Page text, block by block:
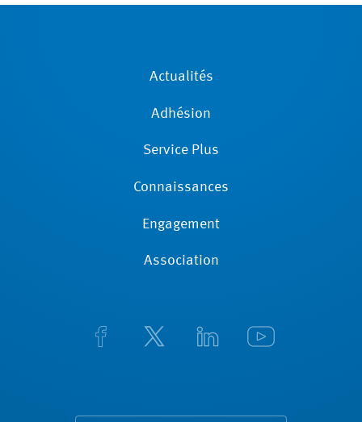
Actualités
Adhésion
Service Plus
Connaissances
Engagement
Association